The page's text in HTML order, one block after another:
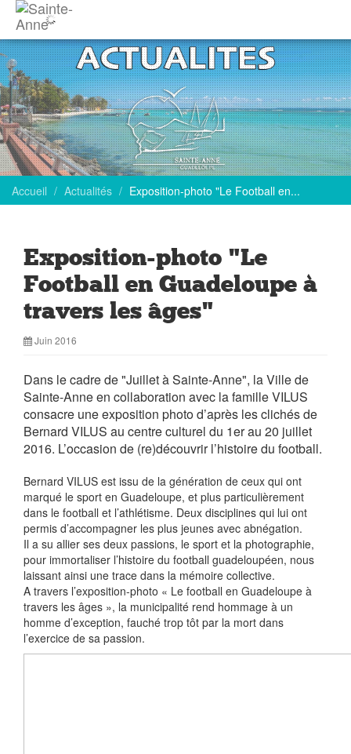
Accueil Actualités Exposition-photo "Le Football en...
Exposition-photo "Le
Football en Guadeloupe à
travers les âges"
Juin 2016
Dans le cadre de "Juillet à Sainte-Anne", la Ville de
Sainte-Anne en collaboration avec la famille VILUS
consacre une exposition photo d’après les clichés de
Bernard VILUS au centre culturel du 1er au 20 juillet
2016. L’occasion de (re)découvrir l’histoire du football.
Bernard VILUS est issu de la génération de ceux qui ont
marqué le sport en Guadeloupe, et plus particulièrement
dans le football et l’athlétisme. Deux disciplines qui lui ont
permis d’accompagner les plus jeunes avec abnégation.
Il a su allier ses deux passions, le sport et la photographie,
pour immortaliser l’histoire du football guadeloupéen, nous
laissant ainsi une trace dans la mémoire collective.
A travers l’exposition-photo « Le football en Guadeloupe à
travers les âges », la municipalité rend hommage à un
homme d’exception, fauché trop tôt par la mort dans
l’exercice de sa passion.